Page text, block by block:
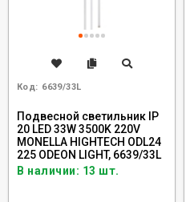
Код: 6639/33L
Подвесной светильник IP
20 LED 33W 3500K 220V
MONELLA HIGHTECH ODL24
225 ODEON LIGHT, 6639/33L
В наличии: 13 шт.